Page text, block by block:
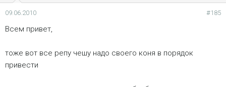
09.06.2010 #185
Всем привет,
тоже вот все репу чешу надо своего коня в порядок
привести